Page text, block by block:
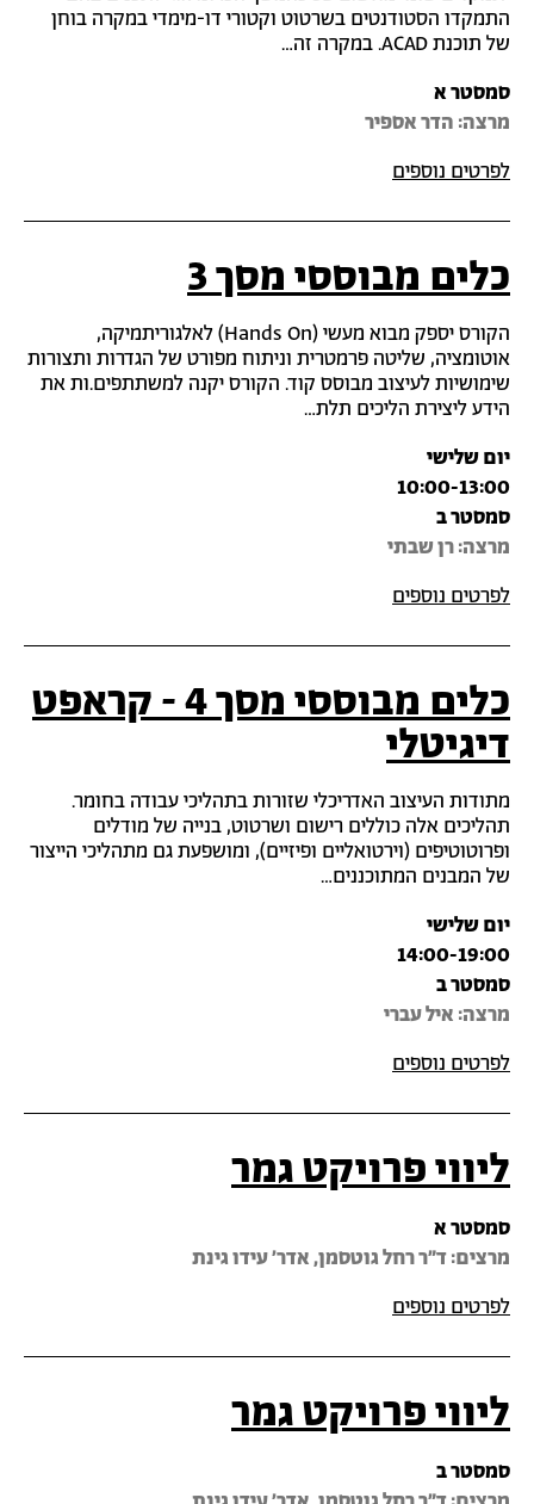
התמקדו הסטודנטים בשרטוט וקטורי דו-מימדי במקרה בוחן
של תוכנת ACAD. במקרה זה…
מרצה‎: הדר אספיר
סמסטר א
לפרטים נוספים
כלים מבוססי מסך 3
הקורס יספק מבוא מעשי (Hands On) לאלגוריתמיקה,
אוטומציה, שליטה פרמטרית וניתוח מפורט של הגדרות ותצורות
שימושיות לעיצוב מבוסס קוד. הקורס יקנה למשתתפים.ות את
הידע ליצירת הליכים תלת…
יום שלישי
10:00-13:00
מרצה‎: רן שבתי
סמסטר ב
לפרטים נוספים
כלים מבוססי מסך 4 - קראפט
דיגיטלי
מתודות העיצוב האדריכלי שזורות בתהליכי עבודה בחומר.
תהליכים אלה כוללים רישום ושרטוט, בנייה של מודלים
ופרוטוטיפים (וירטואליים ופיזיים), ומושפעת גם מתהליכי הייצור
של המבנים המתוכננים…
יום שלישי
14:00-19:00
מרצה‎: איל עברי
סמסטר ב
לפרטים נוספים
ליווי פרויקט גמר
מרצים: ד"ר רחל גוטסמן, אדר' עידו גינת
סמסטר א
לפרטים נוספים
ליווי פרויקט גמר
סמסטר ב